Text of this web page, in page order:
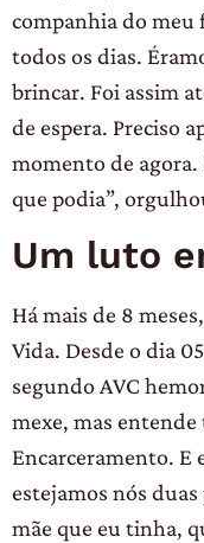
companhia do meu
todos os dias.
brincar. Foi assim
de espera. Preciso
momento de
que podia”,
Um luto
Há mais de 8
Vida. Desde o dia
segundo AVC
mexe, mas
Encarceramento. E
estejamos nós duas
mãe que eu tinha,